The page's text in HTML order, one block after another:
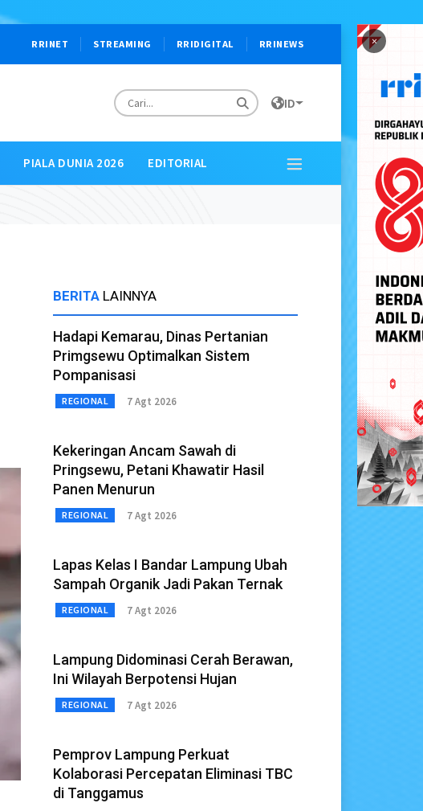
×
RRINET STREAMING RRIDIGITAL RRINEWS
ID
PIALA DUNIA 2026 EDITORIAL
BERITA LAINNYA
Hadapi Kemarau, Dinas Pertanian
Primgsewu Optimalkan Sistem
Pompanisasi
REGIONAL 7 Agt 2026
Kekeringan Ancam Sawah di
Pringsewu, Petani Khawatir Hasil
Panen Menurun
REGIONAL 7 Agt 2026
Lapas Kelas I Bandar Lampung Ubah
Sampah Organik Jadi Pakan Ternak
REGIONAL 7 Agt 2026
Lampung Didominasi Cerah Berawan,
Ini Wilayah Berpotensi Hujan
REGIONAL 7 Agt 2026
Pemprov Lampung Perkuat
Kolaborasi Percepatan Eliminasi TBC
di Tanggamus